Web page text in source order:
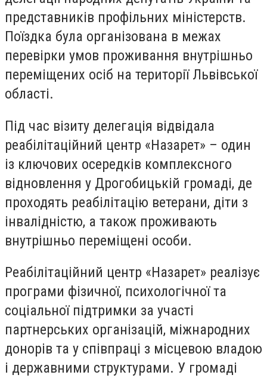
представників профільних міністерств.
Поїздка була організована в межах
перевірки умов проживання внутрішньо
переміщених осіб на території Львівської
області.
Під час візиту делегація відвідала
реабілітаційний центр «Назарет» – один
із ключових осередків комплексного
відновлення у Дрогобицькій громаді, де
проходять реабілітацію ветерани, діти з
інвалідністю, а також проживають
внутрішньо переміщені особи.
Реабілітаційний центр «Назарет» реалізує
програми фізичної, психологічної та
соціальної підтримки за участі
партнерських організацій, міжнародних
донорів та у співпраці з місцевою владою
і державними структурами. У громаді